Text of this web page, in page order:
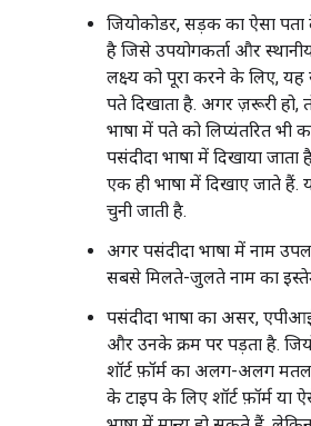
जियोकोडर, सड़क का ऐसा पता
है जिसे उपयोगकर्ता और
लक्ष्य को पूरा करने के लिए,
पते दिखाता है. अगर ज़रूरी हो,
भाषा में पते को लिप्यंतरित भी
पसंदीदा भाषा में दिखाया
एक ही भाषा में दिखाए जाते हैं.
चुनी जाती है.
अगर पसंदीदा भाषा में नाम
सबसे मिलते-जुलते नाम का
पसंदीदा भाषा का असर,
और उनके क्रम पर पड़ता है.
शॉर्ट फ़ॉर्म का अलग-अलग
के टाइप के लिए शॉर्ट फ़ॉर्म या